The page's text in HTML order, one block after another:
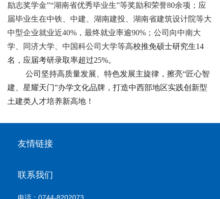
励志奖学金”“湖南省优秀毕业生”等奖励和荣誉80余项；应
届毕业生在中铁、中建、湖南建投、湖南省建筑设计院等大
中型企业就业近40%，最终就业率逾90%；公司向中南大
学、同济大学、中国科公司大学等高校推免硕士研究生14
名，应届考研录取率超过25%。
公司坚持高质量发展、特色发展主旋律，擦亮“匠心智
建、星耀天门”办学文化品牌，打造中西部地区实践创新型
土建类人才培养新高地！
友情链接
联系我们